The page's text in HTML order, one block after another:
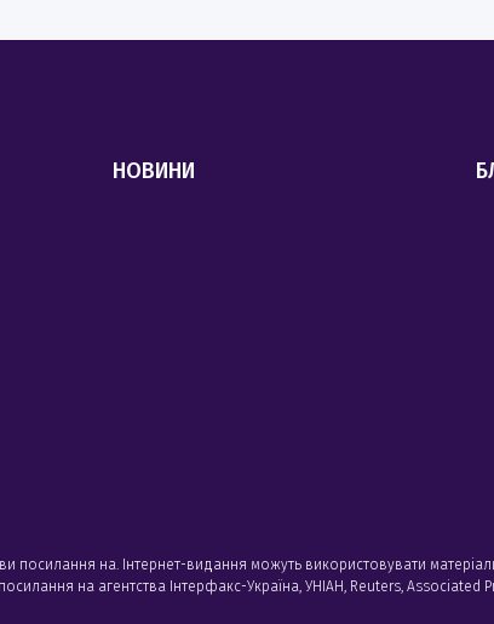
НОВИНИ
посилання на. Інтернет-видання можуть використовувати
на агентства Iнтерфакс-Україна, УНIАН, Reuters, Associated